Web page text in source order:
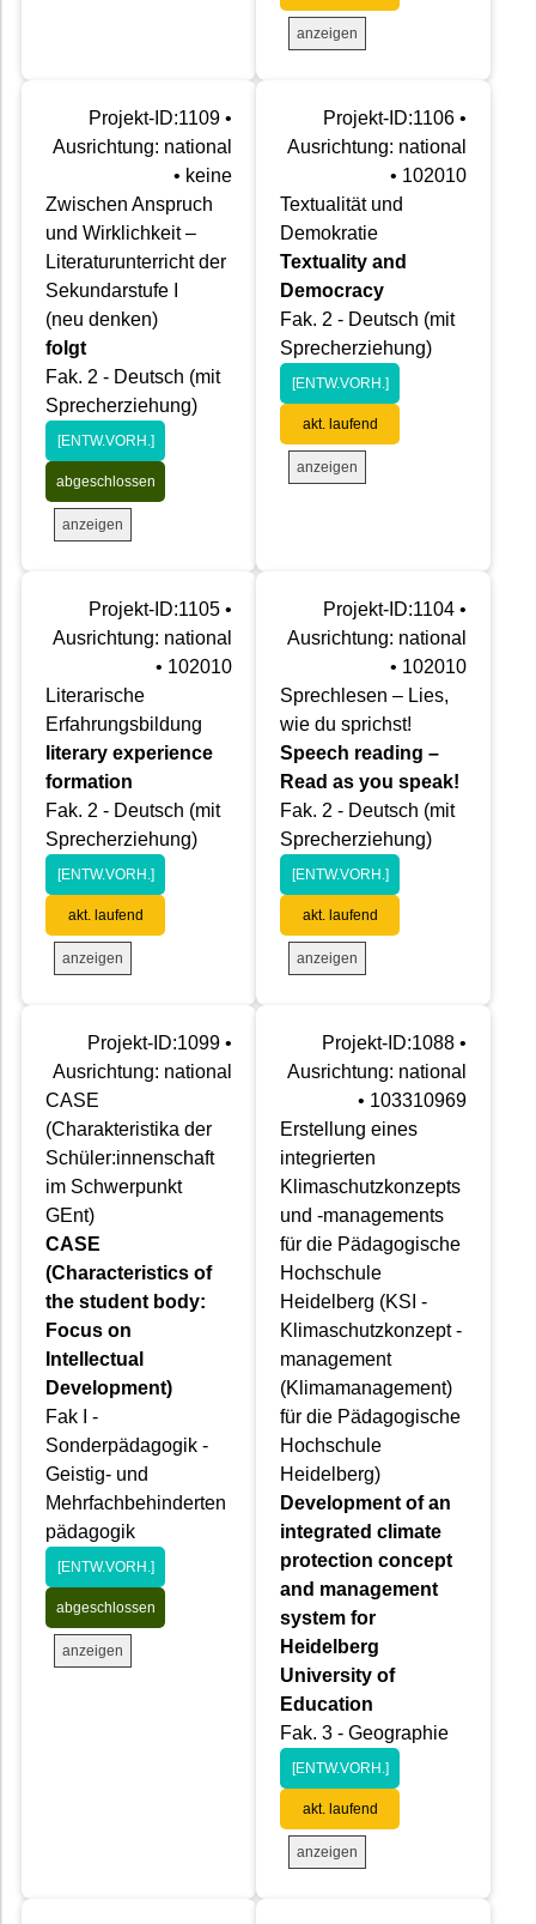
anzeigen
Projekt-ID:1109 •
Ausrichtung: national
• keine
Zwischen Anspruch
und Wirklichkeit –
Literaturunterricht der
Sekundarstufe I
(neu denken)
folgt
Fak. 2 - Deutsch (mit
Sprecherziehung)
[ENTW.VORH.]
abgeschlossen
anzeigen
Projekt-ID:1106 •
Ausrichtung: national
• 102010
Textualität und
Demokratie
Textuality and
Democracy
Fak. 2 - Deutsch (mit
Sprecherziehung)
[ENTW.VORH.]
akt. laufend
anzeigen
Projekt-ID:1105 •
Ausrichtung: national
• 102010
Literarische
Erfahrungsbildung
literary experience
formation
Fak. 2 - Deutsch (mit
Sprecherziehung)
[ENTW.VORH.]
akt. laufend
anzeigen
Projekt-ID:1104 •
Ausrichtung: national
• 102010
Sprechlesen – Lies,
wie du sprichst!
Speech reading –
Read as you speak!
Fak. 2 - Deutsch (mit
Sprecherziehung)
[ENTW.VORH.]
akt. laufend
anzeigen
Projekt-ID:1099 •
Ausrichtung: national
CASE
(Charakteristika der
Schüler:innenschaft
im Schwerpunkt
GEnt)
CASE
(Characteristics of
the student body:
Focus on
Intellectual
Development)
Fak I -
Sonderpädagogik -
Geistig- und
Mehrfachbehinderten
pädagogik
[ENTW.VORH.]
abgeschlossen
anzeigen
Projekt-ID:1088 •
Ausrichtung: national
• 103310969
Erstellung eines
integrierten
Klimaschutzkonzepts
und -managements
für die Pädagogische
Hochschule
Heidelberg (KSI -
Klimaschutzkonzept -
management
(Klimamanagement)
für die Pädagogische
Hochschule
Heidelberg)
Development of an
integrated climate
protection concept
and management
system for
Heidelberg
University of
Education
Fak. 3 - Geographie
[ENTW.VORH.]
akt. laufend
anzeigen